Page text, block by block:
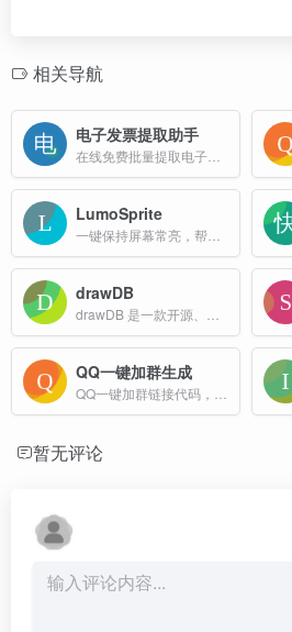
相关导航
电子发票提取助手
LumoSprite
drawDB
QQ一键加群生成
暂无评论